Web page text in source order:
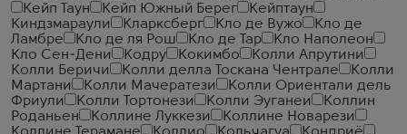
Кейп Таун
Кейп Южный Берег
Кейптаун
Киндзмараули
Кларксберг Кло де Вужо
Кло де
Ламбре
Кло де ля Рош Кло де Тар
Кло Наполеон
Кло Сен-Дени
Кодру Кокимбо
Колли Апрутини
Колли Беричи
Колли делла Тоскана Чентрале
Колли
Мартани
Колли Мачератези
Колли Ориентали дель
Фриули
Колли Тортонези Колли Эуганеи
Коллин
Роданьен
Коллине Луккези
Коллине Новарези